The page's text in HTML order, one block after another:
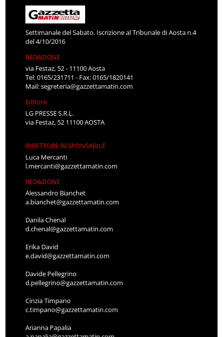
Settimanale del Sabato. Iscrizione al Tribunale di Aosta n.4
del 4/10/2016
REDAZIONE
via Festaz, 52 - 11100 Aosta
Tel: 0165/231711 - Fax: 0165/1820141
Mail:segreteria@gazzettamatin.com
Editore
LG PRESSE S.R.L.
via Festaz, 52 11100 AOSTA
DIRETTORE RESPONSABILE
Luca Mercanti
l.mercanti@gazzettamatin.com
REDAZIONE
Alessandro Bianchet
a.bianchet@gazzettamatin.com
Danila Chenal
d.chenal@gazzettamatin.com
Erika David
e.david@gazzettamatin.com
Davide Pellegrino
d.pellegrino@gazzettamatin.com
Cinzia Timpano
c.timpano@gazzettamatin.com
Arianna Papalia